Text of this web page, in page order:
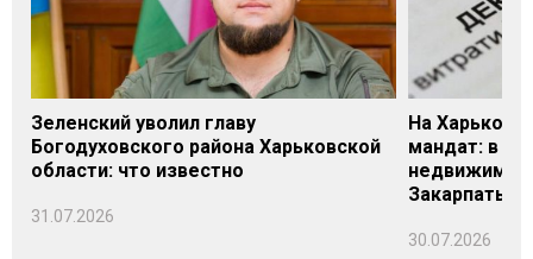
Зеленский уволил главу
Богодуховского района Харьковской
области: что известно
31.07.2026
На
мандат: в
Закарпатье
30.07.2026